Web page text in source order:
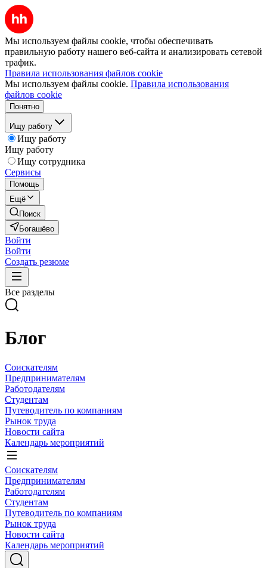
Мы используем файлы cookie, чтобы обеспечивать
правильную работу нашего веб-сайта и анализировать сетевой
трафик.
Правила использования файлов cookie
Мы используем файлы cookie. Правила использования
файлов cookie
Понятно
Ищу работу
Ищу работу
Ищу работу
Ищу сотрудника
Сервисы
Помощь
Ещё
Поиск
Богашёво
Войти
Войти
Создать резюме
Все разделы
Блог
Соискателям
Предпринимателям
Работодателям
Студентам
Путеводитель по компаниям
Рынок труда
Новости сайта
Календарь мероприятий
Соискателям
Предпринимателям
Работодателям
Студентам
Путеводитель по компаниям
Рынок труда
Новости сайта
Календарь мероприятий